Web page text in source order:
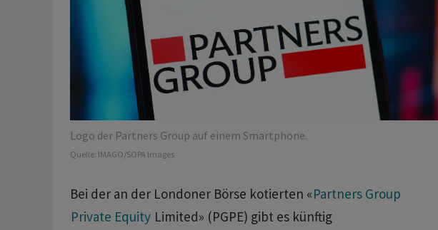
Logo der Partners Group auf einem Smartphone.
Quelle: IMAGO/SOPA Images
Bei der an der Londoner Börse kotierten «Partners Group
Private Equity Limited» (PGPE) gibt es künftig